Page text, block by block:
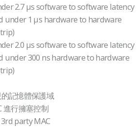
2.7 µs software to software latency
under 1 µs hardware to hardware
2.0 µs software to software latency
under 300 ns hardware to hardware
記憶體保護域
進行擁塞控制
party MAC